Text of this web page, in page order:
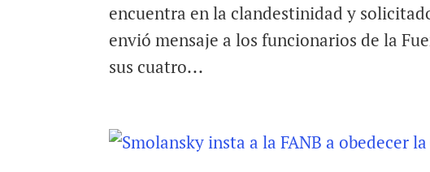
encuentra en la clandestinidad y
envió mensaje a los funcionarios de la
sus cuatro...